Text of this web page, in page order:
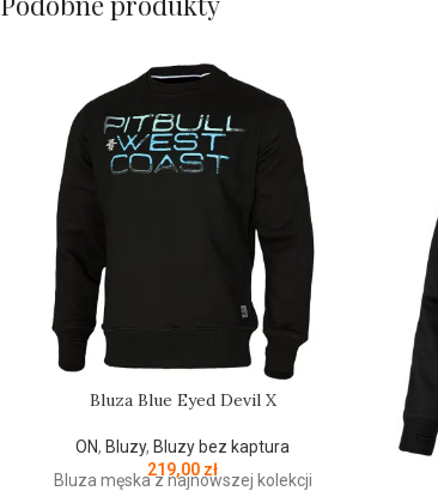
Bluza Blue Eyed Devil X
ON, Bluzy, Bluzy bez kaptura
219,00 zł
Bluza męska z najnowszej kolekcji